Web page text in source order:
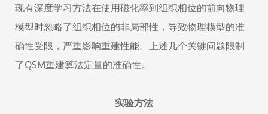
现有深度学习方法在使用磁化率到组织相位的前向物理
模型时忽略了组织相位的非局部性，导致物理模型的准
确性受限，严重影响重建性能。上述几个关键问题限制
了QSM重建算法定量的准确性。
实验方法